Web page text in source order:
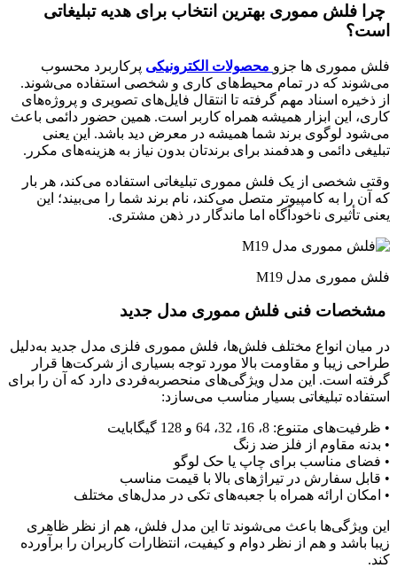
چرا فلش مموری بهترین انتخاب برای هدیه تبلیغاتی
است؟
فلش مموری‌ ها جزو محصولات الکترونیکی پرکاربرد محسوب
می‌شوند که در تمام محیط‌های کاری و شخصی استفاده می‌شوند.
از ذخیره اسناد مهم گرفته تا انتقال فایل‌های تصویری و پروژه‌های
کاری، این ابزار همیشه همراه کاربر است. همین حضور دائمی باعث
می‌شود لوگوی برند شما همیشه در معرض دید باشد. این یعنی
تبلیغی دائمی و هدفمند برای برندتان بدون نیاز به هزینه‌های مکرر.
وقتی شخصی از یک فلش مموری تبلیغاتی استفاده می‌کند، هر بار
که آن را به کامپیوتر متصل می‌کند، نام برند شما را می‌بیند؛ این
یعنی تأثیری ناخودآگاه اما ماندگار در ذهن مشتری.
فلش مموری مدل M19
مشخصات فنی فلش مموری مدل جدید
در میان انواع مختلف فلش‌ها، فلش مموری فلزی مدل جدید به‌دلیل
طراحی زیبا و مقاومت بالا مورد توجه بسیاری از شرکت‌ها قرار
گرفته است. این مدل ویژگی‌های منحصربه‌فردی دارد که آن را برای
استفاده تبلیغاتی بسیار مناسب می‌سازد:
• ظرفیت‌های متنوع: 8، 16، 32، 64 و 128 گیگابایت
• بدنه مقاوم از فلز ضد زنگ
• فضای مناسب برای چاپ یا حک لوگو
• قابل سفارش در تیراژهای بالا با قیمت مناسب
• امکان ارائه همراه با جعبه‌های تکی در مدل‌های مختلف
این ویژگی‌ها باعث می‌شوند تا این مدل فلش، هم از نظر ظاهری
زیبا باشد و هم از نظر دوام و کیفیت، انتظارات کاربران را برآورده
کند.